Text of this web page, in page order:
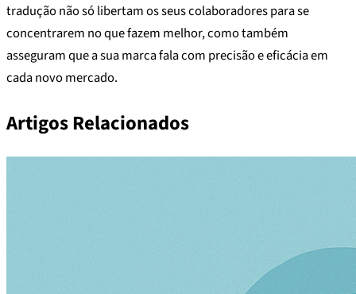
tradução não só libertam os seus colaboradores para se
concentrarem no que fazem melhor, como também
asseguram que a sua marca fala com precisão e eficácia em
cada novo mercado.
Artigos Relacionados